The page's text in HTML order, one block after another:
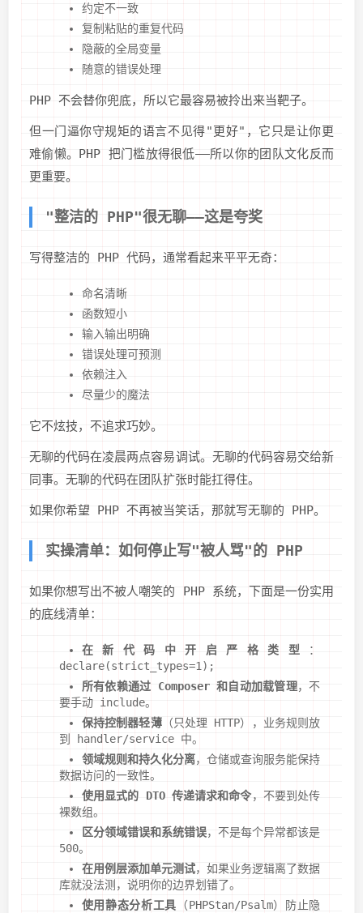
约定不一致
复制粘贴的重复代码
隐蔽的全局变量
随意的错误处理
PHP 不会替你兜底，所以它最容易被拎出来当靶子。
但一门逼你守规矩的语言不见得"更好"，它只是让你更
难偷懒。PHP 把门槛放得很低——所以你的团队文化反而
更重要。
"整洁的 PHP"很无聊——这是夸奖
写得整洁的 PHP 代码，通常看起来平平无奇：
命名清晰
函数短小
输入输出明确
错误处理可预测
依赖注入
尽量少的魔法
它不炫技，不追求巧妙。
无聊的代码在凌晨两点容易调试。无聊的代码容易交给新
同事。无聊的代码在团队扩张时能扛得住。
如果你希望 PHP 不再被当笑话，那就写无聊的 PHP。
实操清单：如何停止写"被人骂"的 PHP
如果你想写出不被人嘲笑的 PHP 系统，下面是一份实用
的底线清单：
在新代码中开启严格类型
：
declare(strict_types=1);
所有依赖通过 Composer 和自动加载管理，不
要手动 include。
保持控制器轻薄（只处理 HTTP），业务规则放
到 handler/service 中。
领域规则和持久化分离，仓储或查询服务能保持
数据访问的一致性。
使用显式的 DTO 传递请求和命令，不要到处传
裸数组。
区分领域错误和系统错误，不是每个异常都该是
500。
在用例层添加单元测试，如果业务逻辑离了数据
库就没法测，说明你的边界划错了。
使用静态分析工具 （PHPStan/Psalm）防止隐